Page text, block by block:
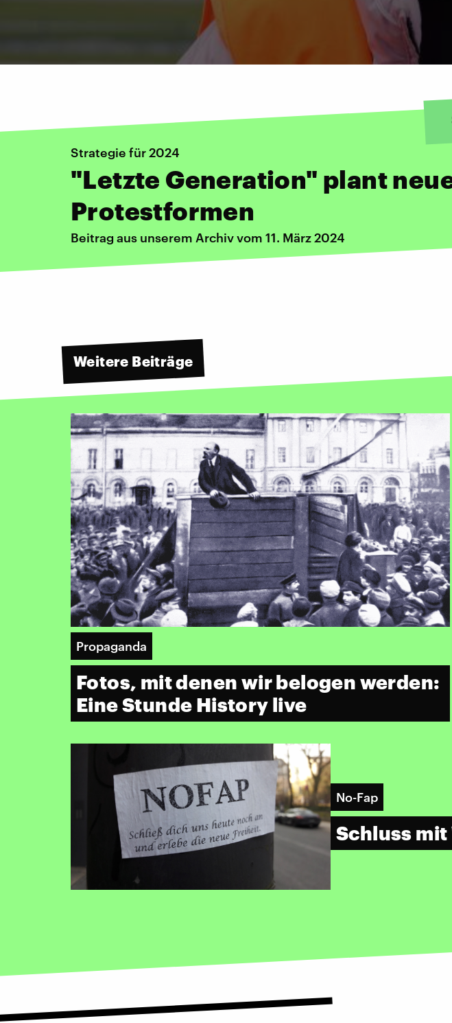
Strategie für 2024
"Letzte Generation" plant
Protestformen
Beitrag aus unserem Archiv vom 11. März 2024
Weitere Beiträge
Propaganda
Fotos, mit denen wir belogen werden:
Eine Stunde History live
No-Fap
Schluss mit